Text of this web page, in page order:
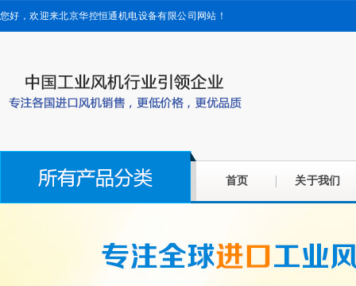
您好，欢迎来北京华控恒通机电设备有限公司网站！
首页 关于我们